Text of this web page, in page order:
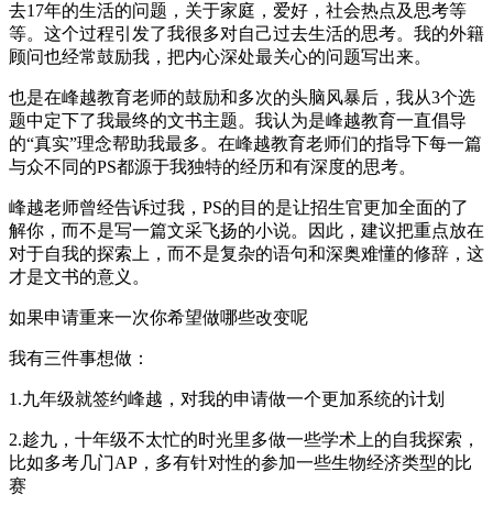
去17年的生活的问题，关于家庭，爱好，社会热点及思考等
等。这个过程引发了我很多对自己过去生活的思考。我的外籍
顾问也经常鼓励我，把内心深处最关心的问题写出来。
也是在峰越教育老师的鼓励和多次的头脑风暴后，我从3个选
题中定下了我最终的文书主题。我认为是峰越教育一直倡导
的“真实”理念帮助我最多。在峰越教育老师们的指导下每一篇
与众不同的PS都源于我独特的经历和有深度的思考。
峰越老师曾经告诉过我，PS的目的是让招生官更加全面的了
解你，而不是写一篇文采飞扬的小说。因此，建议把重点放在
对于自我的探索上，而不是复杂的语句和深奥难懂的修辞，这
才是文书的意义。
如果申请重来一次你希望做哪些改变呢
我有三件事想做：
1.九年级就签约峰越，对我的申请做一个更加系统的计划
2.趁九，十年级不太忙的时光里多做一些学术上的自我探索，
比如多考几门AP，多有针对性的参加一些生物经济类型的比
赛